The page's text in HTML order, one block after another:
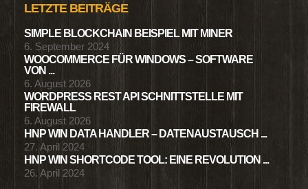
LETZTE BEITRÄGE
SIMPLE BLOCKCHAIN BEISPIEL MIT MINER
6. September 2024
WOOCOMMERCE FÜR WINDOWS – SOFTWARE
VON ...
6. August 2026
WORDPRESS REST API SCHNITTSTELLE MIT
FIREWALL
6. August 2026
HNP WIN DATA HANDLER – DATENAUSTAUSCH ...
27. April 2024
HNP WIN SHORTCODE TOOL: EINE REVOLUTION ...
26. April 2024